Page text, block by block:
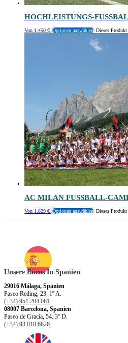
HOCHLEISTUNGS-
Von 1.450 € Optionen auswählen Dieses
AC MILAN FUSSBALL-CAMP
Von 1.829 € Optionen auswählen Dieses
Unsere Büros In Spanien
29016 Málaga, Spanien
Paseo Reding, 23. 1º A.
(+34) 951 204 061
08007 Barcelona, Spanien
Paseo de Gracia, 54. 3º D.
(+34) 93 018 6626